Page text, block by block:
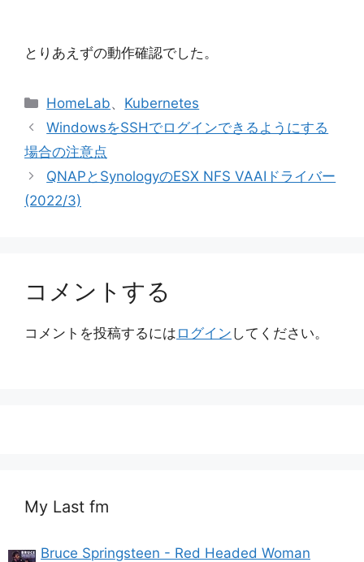
とりあえずの動作確認でした。
カ
テ
リ
ー
HomeLab、 Kubernetes
WindowsをSSHでログインできるようにする
場合の注意点
QNAPとSynologyのESX NFS VAAIドライバー
(2022/3)
コメントする
コメントを投稿するには ログイン してください。
My Last fm
Bruce Springsteen - Red Headed Woman